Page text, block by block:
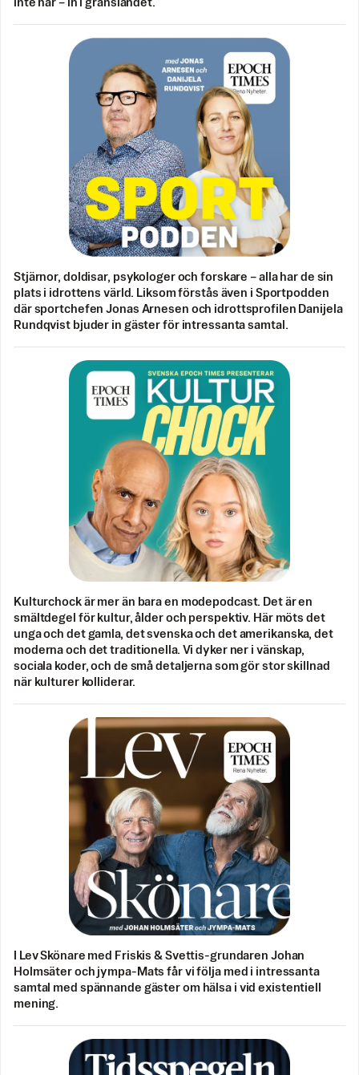
inte når – in i gränslandet.
Stjärnor, doldisar, psykologer och forskare – alla har de sin
plats i idrottens värld. Liksom förstås även i Sportpodden
där sportchefen Jonas Arnesen och idrottsprofilen Danijela
Rundqvist bjuder in gäster för intressanta samtal.
Kulturchock är mer än bara en modepodcast. Det är en
smältdegel för kultur, ålder och perspektiv. Här möts det
unga och det gamla, det svenska och det amerikanska, det
moderna och det traditionella. Vi dyker ner i vänskap,
sociala koder, och de små detaljerna som gör stor skillnad
när kulturer kolliderar.
I Lev Skönare med Friskis & Svettis-grundaren Johan
Holmsäter och jympa-Mats får vi följa med i intressanta
samtal med spännande gäster om hälsa i vid existentiell
mening.